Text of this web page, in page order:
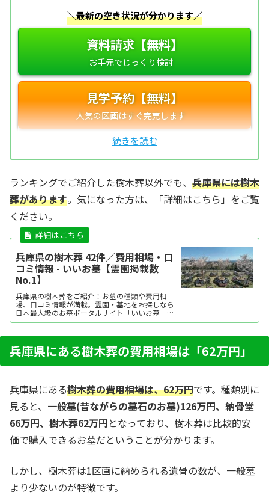
＼最新の空き状況が分かります／
資料請求【無料】
見学予約【無料】
ランキングでご紹介した樹木葬以外でも、 兵庫県には樹木
葬があります。気になった方は、「詳細はこちら」をご覧
ください。
兵庫県の樹木葬 42件／費用相場・口
コミ情報 - いいお墓【霊園掲載数
No.1】
兵庫県の樹木葬をご紹介！お墓の種類や費用相
場、口コミ情報が満載。霊園・墓地をお探しなら
日本最大級のお墓ポータルサイト「いいお墓」に
お任せください。資料請求・見学予約・お墓の相
方など、お墓探しに役立つ情報も提供中。
兵庫県にある樹木葬の費用相場は「62万円」
兵庫県にある樹木葬の費用相場は、62万円です。種類別に
見ると、 一般墓(昔ながらの墓石のお墓)126万円、納骨堂
66万円、樹木葬62万円となっており、樹木葬は比較的安
価で購入できるお墓だということが分かります。
しかし、樹木葬は1区画に納められる遺骨の数が、一般墓
より少ないのが特徴です。